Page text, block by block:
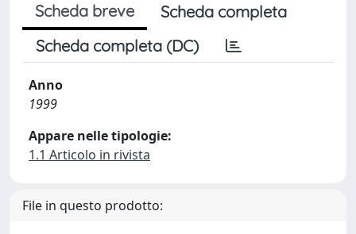
Scheda breve
Scheda completa
Scheda completa (DC)
Anno
1999
Appare nelle tipologie:
1.1 Articolo in rivista
File in questo prodotto: